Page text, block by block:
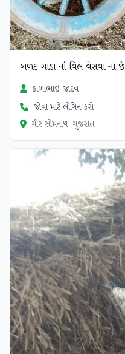
બળદ ગાડા નાં વિલ વેસવા નાં છે
કાળાભાઇ જાદવ
જોવા માટે લોગિન કરો
ગીર સોમનાથ, ગુજરાત